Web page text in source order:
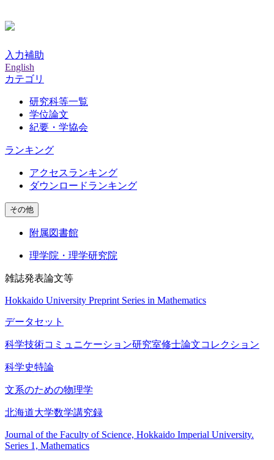
入力補助
English
カテゴリ
研究科等一覧
学位論文
紀要・学協会
ランキング
アクセスランキング
ダウンロードランキング
その他
附属図書館
理学院・理学研究院
雑誌発表論文等
Hokkaido University Preprint Series in Mathematics
データセット
科学技術コミュニケーション研究室修士論文コレクション
科学史特論
文系のための物理学
北海道大学数学講究録
Journal of the Faculty of Science, Hokkaido Imperial University.
Series 1, Mathematics